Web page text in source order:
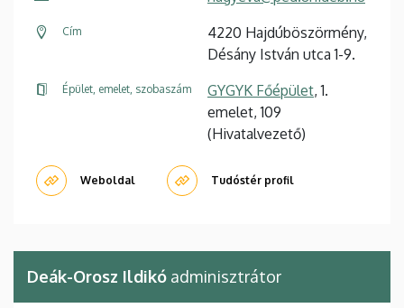
Cím
4220 Hajdúböszörmény,
Désány István utca 1-9.
Épület, emelet, szobaszám GYGYK Főépület, 1.
emelet, 109
(Hivatalvezető)
Weboldal Tudóstér profil
Deák-Orosz Ildikó adminisztrátor